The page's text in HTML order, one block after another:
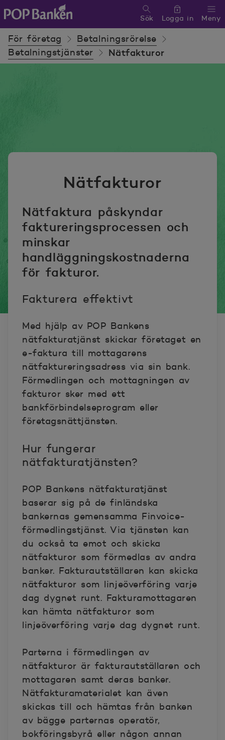
POP banken, till hemsidan
Meny
Sök Logga in
För företag
Betalningsrörelse
Betalningstjänster
Nätfakturor
Nätfakturor
Nätfaktura påskyndar
faktureringsprocessen och
minskar
handläggningskostnaderna
för fakturor.
Fakturera effektivt
Med hjälp av POP Bankens
nätfakturatjänst skickar företaget en
e-faktura till mottagarens
nätfaktureringsadress via sin bank.
Förmedlingen och mottagningen av
fakturor sker med ett
bankförbindelseprogram eller
företagsnättjänsten.
Hur fungerar
nätfakturatjänsten?
POP Bankens nätfakturatjänst
baserar sig på de finländska
bankernas gemensamma Finvoice-
förmedlingstjänst. Via tjänsten kan
du också ta emot och skicka
nätfakturor som förmedlas av andra
banker. Fakturautställaren kan skicka
nätfakturor som linjeöverföring varje
dag dygnet runt. Fakturamottagaren
kan hämta nätfakturor som
linjeöverföring varje dag dygnet runt.
Parterna i förmedlingen av
nätfakturor är fakturautställaren och
mottagaren samt deras banker.
Nätfakturamaterialet kan även
skickas till och hämtas från banken
av bägge parternas operatör,
bokföringsbyrå eller någon annan